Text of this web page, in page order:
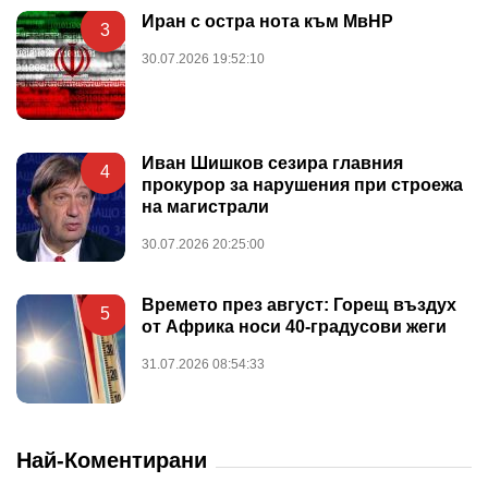
3 Иран с остра нота към МвНР
30.07.2026 19:52:10
4
Иван Шишков сезира главния
прокурор за нарушения при строежа
на магистрали
30.07.2026 20:25:00
5
Времето през август: Горещ въздух
от Африка носи 40-градусови жеги
31.07.2026 08:54:33
Най-Коментирани